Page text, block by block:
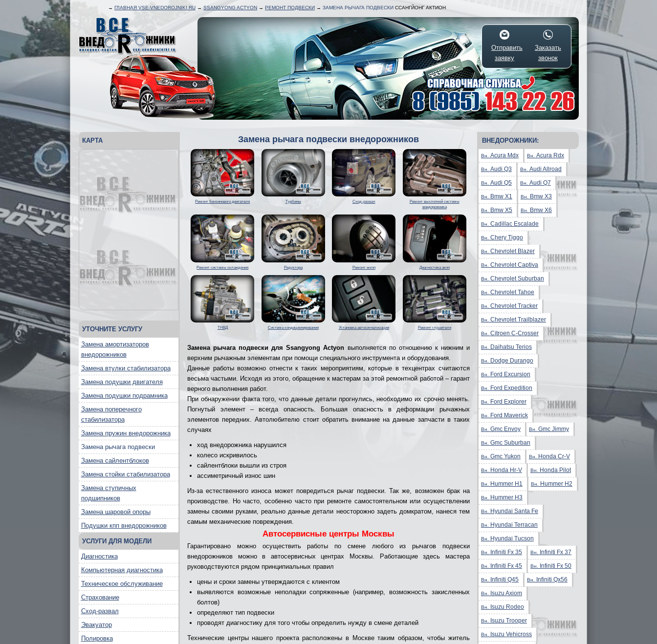
→ ГЛАВНАЯ VSE-VNEDOROJNIKI.RU → SSANGYONG ACTYON → РЕМОНТ ПОДВЕСКИ → ЗАМЕНА РЫЧАГА ПОДВЕСКИ ССАНГЙОНГ АКТИОН
Отправить
заявку
Заказать
звонок
Замена рычага подвески внедорожников
Ремонт бензинового двигателя Турбины Сход-развал
Ремонт выхлопной системы
внедорожника
Ремонт системы охлаждения Редуктора Ремонт мкпп Диагностика акпп
ТНВД Система кондиционирования Установка автосигнализации Ремонт глушителя
Замена рычага подвески для Ssangyong Actyon выполняется по отношению к нижним и
верхним рычажным элементам при помощи специального инструмента и оборудования.
Данные работы возможно отнести к таких мероприятиям, которые в техцентрах считаются
весьма частыми. Исходя из этого, обращение к мастерам за этой ремонтной работой – гарант
верного выполнения работ.
При обнаружении факта того, что данные детали прогнулись, необходимо их срочно менять.
Погнутый элемент – всегда опасность. Большая опасность в деформации рычажных
элементов передних. Автолюбителю стоит обратить внимание на данные запчасти в таких
случаях
ход внедорожника нарушился
колесо искривилось
сайлентблоки вышли из строя
ассиметричный износ шин
Из-за естественного износа может повредиться рычаг подвески. Так же, возможен брак на
производстве. Но часто, особенно часто при ремонте самостоятельном или осуществлении
замены своими руками, реально данные детали неосторожно задеть домкратом, нанеся тем
самым механические повреждения.
Автосервисные центры Москвы
Гарантировано можно осуществить работы по смене любого из рычагов подвески
внедорожников можно в автосервисных центрах Москвы. Работающие здесь мастера
руководствуются рядом принципиальных правил
цены и сроки замены утверждаются с клиентом
выявляются возможные неполадки сопряженные (например, возможность закисленных
болтов)
определяют тип подвески
проводят диагностику для того чтобы определить нужду в смене деталей
Технические центры нашего проекта расположены в Москве таким образом, чтобы житель
КАРТА
УТОЧНИТЕ УСЛУГУ
Замена амортизаторов
внедорожников
Замена втулки стабилизатора
Замена подушки двигателя
Замена подушки подрамника
Замена поперечного
стабилизатора
Замена пружин внедорожника
Замена рычага подвески
Замена сайлентблоков
Замена стойки стабилизатора
Замена ступичных
подшипников
Замена шаровой опоры
Подушки кпп внедорожников
УСЛУГИ ДЛЯ МОДЕЛИ
Диагностика
Компьютерная диагностика
Техническое обслуживание
Страхование
Сход-развал
Эвакуатор
Полировка
ВНЕДОРОЖНИКИ:
Вн. Acura Mdx Вн. Acura Rdx
Вн. Audi Q3 Вн. Audi Allroad
Вн. Audi Q5 Вн. Audi Q7
Вн. Bmw X1 Вн. Bmw X3
Вн. Bmw X5 Вн. Bmw X6
Вн. Cadillac Escalade
Вн. Chery Tiggo
Вн. Chevrolet Blazer
Вн. Chevrolet Captiva
Вн. Chevrolet Suburban
Вн. Chevrolet Tahoe
Вн. Chevrolet Tracker
Вн. Chevrolet Trailblazer
Вн. Citroen C-Crosser
Вн. Daihatsu Terios
Вн. Dodge Durango
Вн. Ford Excursion
Вн. Ford Expedition
Вн. Ford Explorer
Вн. Ford Maverick
Вн. Gmc Envoy Вн. Gmc Jimmy
Вн. Gmc Suburban
Вн. Gmc Yukon Вн. Honda Cr-V
Вн. Honda Hr-V Вн. Honda Pilot
Вн. Hummer H1 Вн. Hummer H2
Вн. Hummer H3
Вн. Hyundai Santa Fe
Вн. Hyundai Terracan
Вн. Hyundai Tucson
Вн. Infiniti Fx 35 Вн. Infiniti Fx 37
Вн. Infiniti Fx 45 Вн. Infiniti Fx 50
Вн. Infiniti Q45 Вн. Infiniti Qx56
Вн. Isuzu Axiom
Вн. Isuzu Rodeo
Вн. Isuzu Trooper
Вн. Isuzu Vehicross